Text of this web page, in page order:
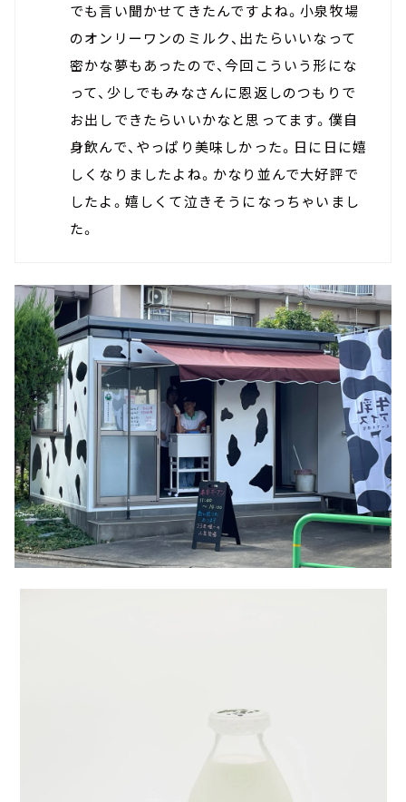
でも言い聞かせてきたんですよね。小泉牧場
のオンリーワンのミルク、出たらいいなって
密かな夢もあったので、今回こういう形にな
って、少しでもみなさんに恩返しのつもりで
お出しできたらいいかなと思ってます。僕自
身飲んで、やっぱり美味しかった。日に日に嬉
しくなりましたよね。かなり並んで大好評で
したよ。嬉しくて泣きそうになっちゃいまし
た。